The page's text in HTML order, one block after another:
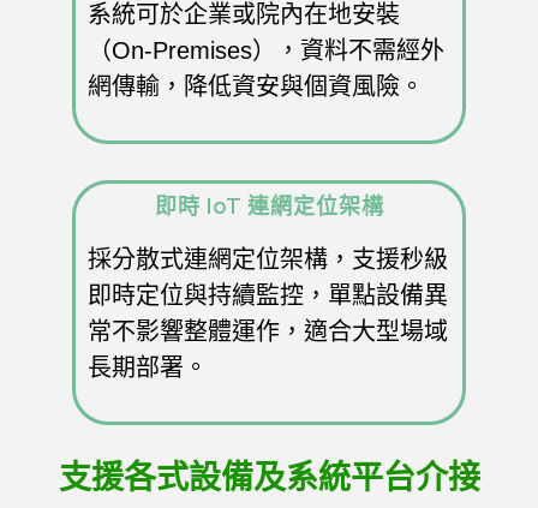
系統可於企業或院內在地安裝
（On-Premises），資料不需經外
網傳輸，降低資安與個資風險。
即時 IoT 連網定位架構
採分散式連網定位架構，支援秒級
即時定位與持續監控，單點設備異
常不影響整體運作，適合大型場域
長期部署。
支援各式設備及系統平台介接